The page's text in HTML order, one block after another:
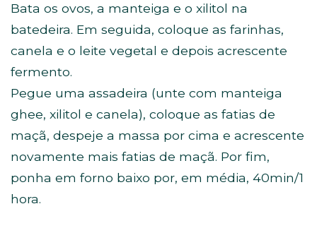
Bata os ovos, a manteiga e o xilitol na
batedeira. Em seguida, coloque as farinhas,
canela e o leite vegetal e depois acrescente
fermento.
Pegue uma assadeira (unte com manteiga
ghee, xilitol e canela), coloque as fatias de
maçã, despeje a massa por cima e acrescente
novamente mais fatias de maçã. Por fim,
ponha em forno baixo por, em média, 40min/1
hora.